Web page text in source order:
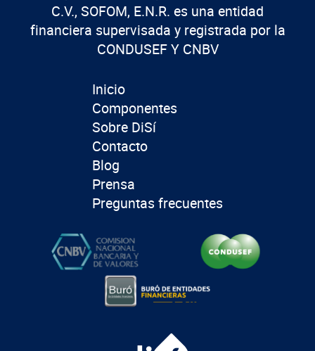
Inicio
Componentes
Sobre DiSí
Contacto
Blog
Prensa
Preguntas frecuentes
C.V., SOFOM, E.N.R. es una entidad
financiera supervisada y registrada por la
CONDUSEF Y CNBV